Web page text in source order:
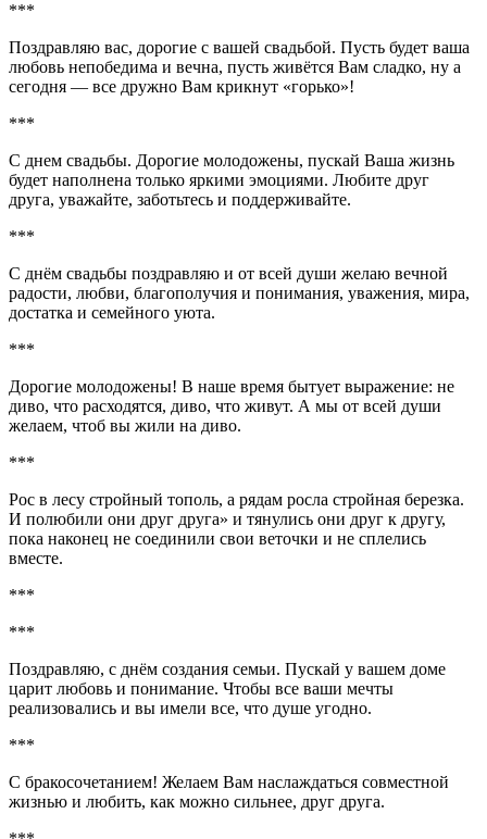
***
Поздравляю вас, дорогие с вашей свадьбой. Пусть будет ваша
любовь непобедима и вечна, пусть живётся Вам сладко, ну а
сегодня — все дружно Вам крикнут «горько»!
***
С днем свадьбы. Дорогие молодожены, пускай Ваша жизнь
будет наполнена только яркими эмоциями. Любите друг
друга, уважайте, заботьтесь и поддерживайте.
***
С днём свадьбы поздравляю и от всей души желаю вечной
радости, любви, благополучия и понимания, уважения, мира,
достатка и семейного уюта.
***
Дорогие молодожены! В наше время бытует выражение: не
диво, что расходятся, диво, что живут. А мы от всей души
желаем, чтоб вы жили на диво.
***
Рос в лесу стройный тополь, а рядам росла стройная березка.
И полюбили они друг друга» и тянулись они друг к другу,
пока наконец не соединили свои веточки и не сплелись
вместе.
***
***
Поздравляю, с днём создания семьи. Пускай у вашем доме
царит любовь и понимание. Чтобы все ваши мечты
реализовались и вы имели все, что душе угодно.
***
С бракосочетанием! Желаем Вам наслаждаться совместной
жизнью и любить, как можно сильнее, друг друга.